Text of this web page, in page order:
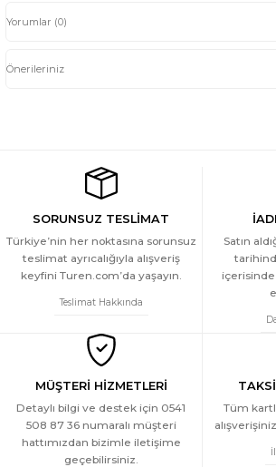
Yorumlar (0)
Önerileriniz
SORUNSUZ TESLİMAT
Türkiye’nin her noktasına sorunsuz
teslimat ayrıcalığıyla alışveriş
keyfini Turen.com’da yaşayın.
Teslimat Hakkında
Satın
içerisinde
MÜŞTERİ HİZMETLERİ
Detaylı bilgi ve destek için 0541
508 87 36 numaralı müşteri
hattımızdan bizimle iletişime
geçebilirsiniz.
Tüm